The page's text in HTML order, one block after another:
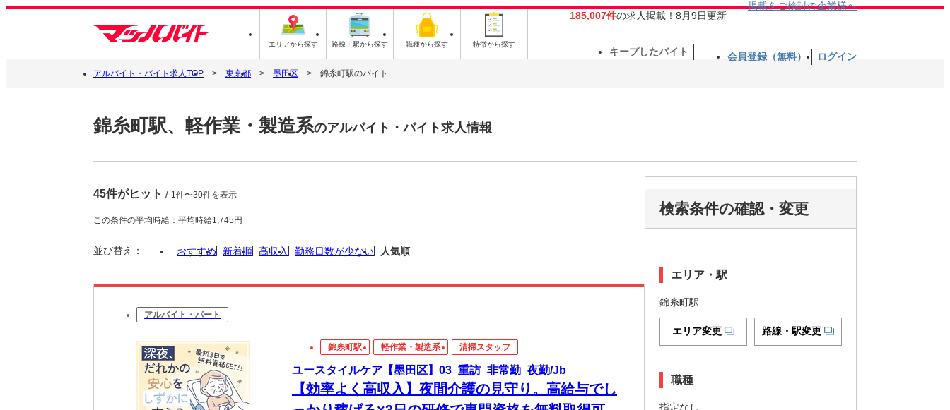
エリアから探す 路線・駅から探す 職種から探す 特徴から探す
185,007件の求人掲載！8月9日更新
掲載をご検討の企業様へ
キープしたバイト 会員登録（無料） ログイン
アルバイト・バイト求人TOP 東京都 墨田区 錦糸町駅のバイト
錦糸町駅、軽作業・製造系のアルバイト・バイト求人情報
45件がヒット / 1件〜30件を表示
この条件の平均時給：平均時給1,745円
並び替え： おすすめ 新着順 高収入 勤務日数が少ない 人気順
アルバイト・パート
錦糸町駅 軽作業・製造系 清掃スタッフ
ユースタイルケア【墨田区】03_重訪_非常勤_夜勤/Jb
【効率よく高収入】夜間介護の見守り。高給与でし
検索条件の確認・変更
エリア・駅
錦糸町駅
エリア変更 路線・駅変更
職種
指定なし